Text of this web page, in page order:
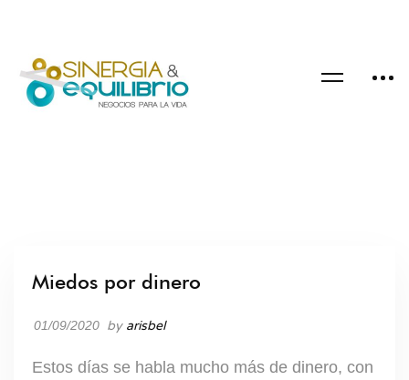
Miedos por dinero
01/09/2020 by arisbel
Estos días se habla mucho más de dinero, con